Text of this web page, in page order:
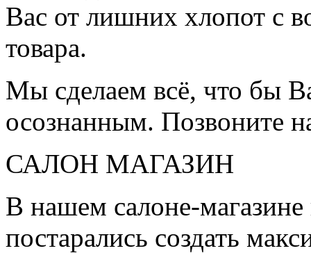
Вас от лишних хлопот с
товара.
Мы сделаем всё, что бы
осознанным. Позвоните
САЛОН МАГАЗИН
В нашем салоне-
постарались создать